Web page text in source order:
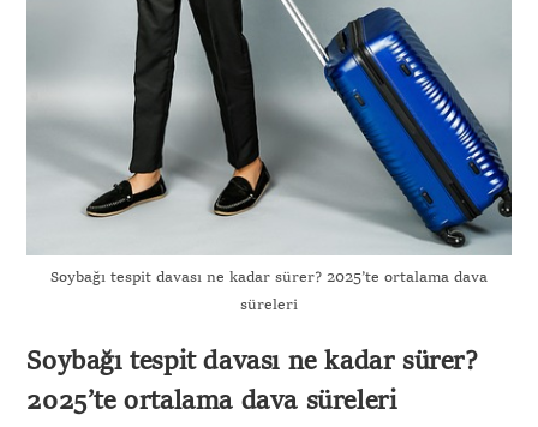
Soybağı tespit davası ne kadar sürer? 2025’te ortalama dava
süreleri
Soybağı tespit davası ne kadar sürer?
2025’te ortalama dava süreleri